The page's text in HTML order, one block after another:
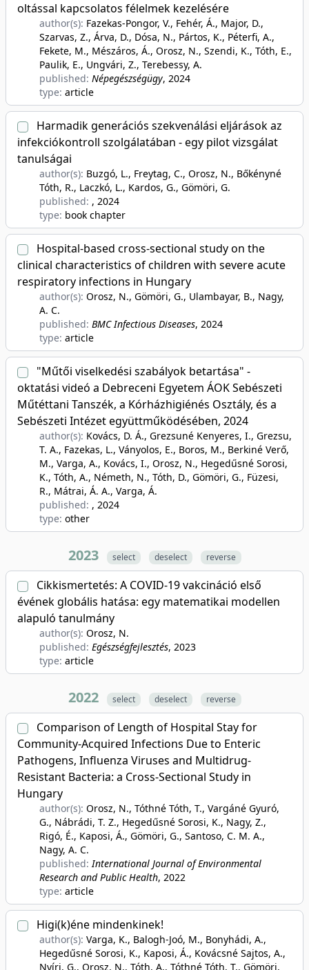
oltással kapcsolatos félelmek kezelésére
author(s): Fazekas-Pongor, V., Fehér, Á., Major, D.,
Szarvas, Z., Árva, D., Dósa, N., Pártos, K., Péterfi, A.,
Fekete, M., Mészáros, Á., Orosz, N., Szendi, K., Tóth, E.,
Paulik, E., Ungvári, Z., Terebessy, A.
published: Népegészségügy, 2024
type: article
Harmadik generációs szekvenálási eljárások az
infekciókontroll szolgálatában - egy pilot vizsgálat
tanulságai
author(s): Buzgó, L., Freytag, C., Orosz, N., Bőkényné
Tóth, R., Laczkó, L., Kardos, G., Gömöri, G.
published: , 2024
type: book chapter
Hospital-based cross-sectional study on the
clinical characteristics of children with severe acute
respiratory infections in Hungary
author(s): Orosz, N., Gömöri, G., Ulambayar, B., Nagy,
A. C.
published: BMC Infectious Diseases, 2024
type: article
"Műtői viselkedési szabályok betartása" -
oktatási videó a Debreceni Egyetem ÁOK Sebészeti
Műtéttani Tanszék, a Kórházhigiénés Osztály, és a
Sebészeti Intézet együttműködésében, 2024
author(s): Kovács, D. Á., Grezsuné Kenyeres, I., Grezsu,
T. A., Fazekas, L., Ványolos, E., Boros, M., Berkiné Verő,
M., Varga, A., Kovács, I., Orosz, N., Hegedűsné Sorosi,
K., Tóth, A., Németh, N., Tóth, D., Gömöri, G., Füzesi,
R., Mátrai, Á. A., Varga, Á.
published: , 2024
type: other
2023 select deselect reverse
Cikkismertetés: A COVID-19 vakcináció első
évének globális hatása: egy matematikai modellen
alapuló tanulmány
author(s): Orosz, N.
published: Egészségfejlesztés, 2023
type: article
2022 select deselect reverse
Comparison of Length of Hospital Stay for
Community-Acquired Infections Due to Enteric
Pathogens, Influenza Viruses and Multidrug-
Resistant Bacteria: a Cross-Sectional Study in
Hungary
author(s): Orosz, N., Tóthné Tóth, T., Vargáné Gyuró,
G., Nábrádi, T. Z., Hegedűsné Sorosi, K., Nagy, Z.,
Rigó, É., Kaposi, Á., Gömöri, G., Santoso, C. M. A.,
Nagy, A. C.
published:International Journal of Environmental
Research and Public Health, 2022
type: article
Higi(k)éne mindenkinek!
author(s): Varga, K., Balogh-Joó, M., Bonyhádi, A.,
Hegedűsné Sorosi, K., Kaposi, Á., Kovácsné Sajtos, A.,
Nyíri, G., Orosz, N., Tóth, A., Tóthné Tóth, T., Gömöri,